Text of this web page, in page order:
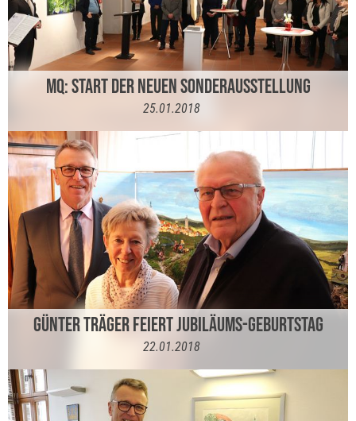
MQ: START DER NEUEN SONDERAUSSTELLUNG
25.01.2018
GÜNTER TRÄGER FEIERT JUBILÄUMS-GEBURTSTAG
22.01.2018